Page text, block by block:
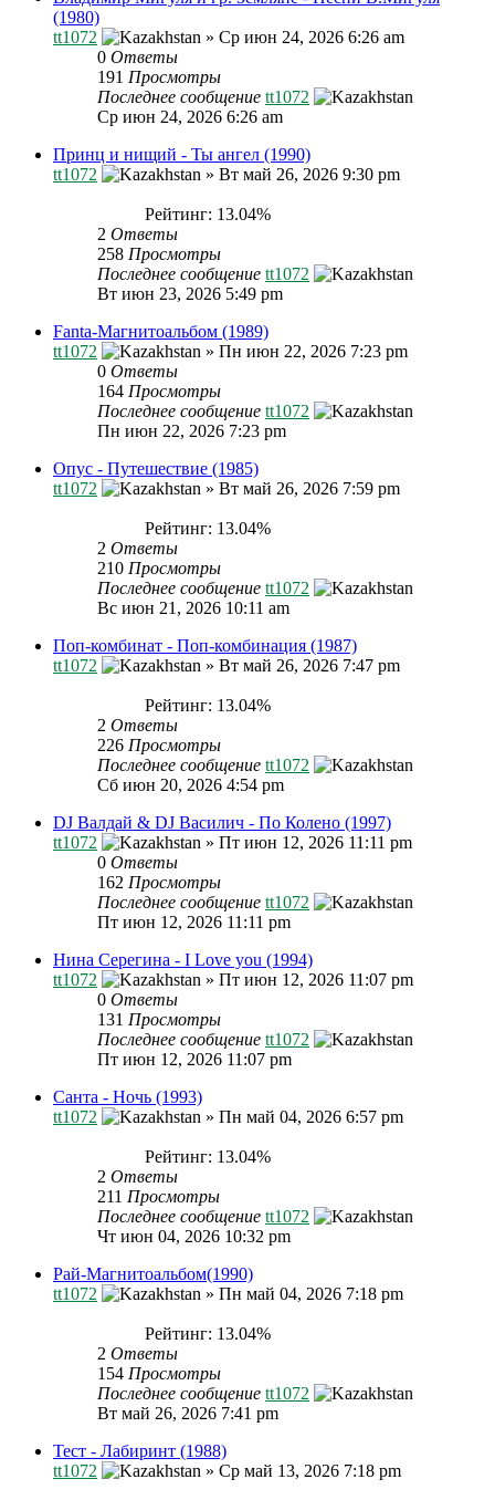
(1980)
tt1072
» Ср июн 24, 2026 6:26 am
0 Ответы
191 Просмотры
Последнее сообщение tt1072
Ср июн 24, 2026 6:26 am
Принц и нищий - Ты ангел (1990)
tt1072
» Вт май 26, 2026 9:30 pm
Рейтинг: 13.04%
2 Ответы
258 Просмотры
Последнее сообщение tt1072
Вт июн 23, 2026 5:49 pm
Fanta-Магнитоальбом (1989)
tt1072
» Пн июн 22, 2026 7:23 pm
0 Ответы
164 Просмотры
Последнее сообщение tt1072
Пн июн 22, 2026 7:23 pm
Опус - Путешествие (1985)
tt1072
» Вт май 26, 2026 7:59 pm
Рейтинг: 13.04%
2 Ответы
210 Просмотры
Последнее сообщение tt1072
Вс июн 21, 2026 10:11 am
Поп-комбинат - Поп-комбинация (1987)
tt1072
» Вт май 26, 2026 7:47 pm
Рейтинг: 13.04%
2 Ответы
226 Просмотры
Последнее сообщение tt1072
Сб июн 20, 2026 4:54 pm
DJ Валдай & DJ Василич - По Колено (1997)
tt1072
» Пт июн 12, 2026 11:11 pm
0 Ответы
162 Просмотры
Последнее сообщение tt1072
Пт июн 12, 2026 11:11 pm
Нина Серегина - I Love you (1994)
tt1072
» Пт июн 12, 2026 11:07 pm
0 Ответы
131 Просмотры
Последнее сообщение tt1072
Пт июн 12, 2026 11:07 pm
Санта - Ночь (1993)
tt1072
» Пн май 04, 2026 6:57 pm
Рейтинг: 13.04%
2 Ответы
211 Просмотры
Последнее сообщение tt1072
Чт июн 04, 2026 10:32 pm
Рай-Магнитоальбом(1990)
tt1072
» Пн май 04, 2026 7:18 pm
Рейтинг: 13.04%
2 Ответы
154 Просмотры
Последнее сообщение tt1072
Вт май 26, 2026 7:41 pm
Тест - Лабиринт (1988)
tt1072
» Ср май 13, 2026 7:18 pm